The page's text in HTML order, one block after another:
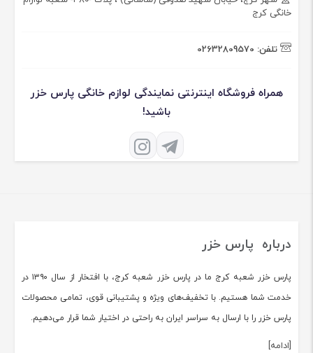
خانگی کرج
تلفن: 02632809570
همراه فروشگاه اینترنتی نمایندگی لوازم خانگی پارس خزر
باشید!
درباره پارس خزر
پارس خزر شعبه کرج ما در پارس خزر شعبه کرج، با افتخار از سال ۱۳۹۰ در
خدمت شما هستیم. با تخفیف‌های ویژه و پشتیبانی قوی، تمامی محصولات
پارس خزر را با ارسال به سراسر ایران به راحتی در اختیار شما قرار می‌دهیم.
[ادامه]